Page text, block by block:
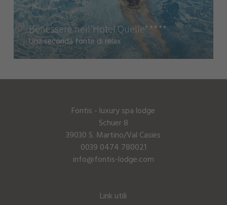
Benessere nell’Hotel Quelle*****
Una seconda fonte di relax
Fontis - luxury spa lodge
Schuer 8
39030 S. Martino/Val Casies
0039 0474 780021
info@fontis-lodge.com
Link utili